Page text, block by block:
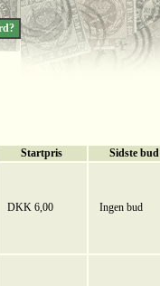
Startpris Sidste bud
DKK 6,00 Ingen bud